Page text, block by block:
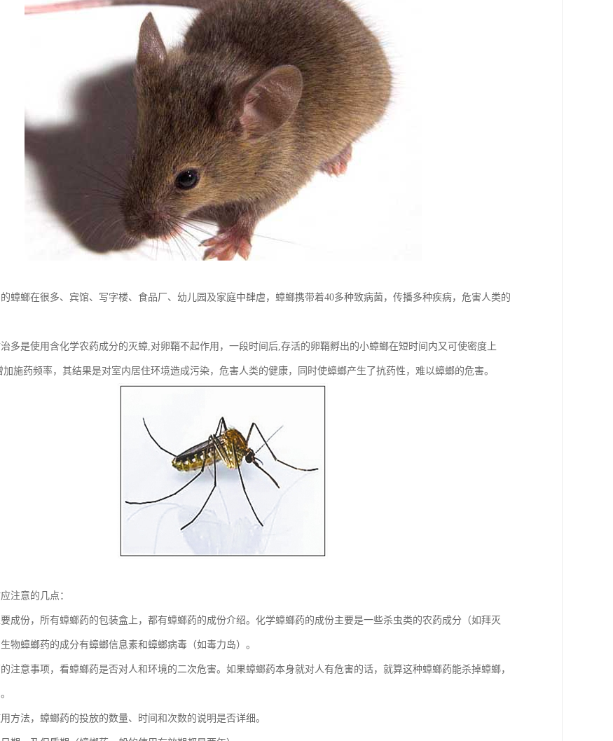
蟑螂在很多、宾馆、写字楼、食品厂、幼儿园及家庭中肆虐，蟑螂携带着40多种致病菌，传播多种疾病，危害人类的
多是使用含化学农药成分的灭蟑,对卵鞘不起作用，一段时间后,存活的卵鞘孵出的小蟑螂在短时间内又可使密度上
施药频率，其结果是对室内居住环境造成污染，危害人类的健康，同时使蟑螂产生了抗药性，难以蟑螂的危害。
注意的几点：
成份，所有蟑螂药的包装盒上，都有蟑螂药的成份介绍。化学蟑螂药的成份主要是一些杀虫类的农药成分（如拜灭
物蟑螂药的成分有蟑螂信息素和蟑螂病毒（如毒力岛）。
注意事项，看蟑螂药是否对人和环境的二次危害。如果蟑螂药本身就对人有危害的话，就算这种蟑螂药能杀掉蟑螂，
方法，蟑螂药的投放的数量、时间和次数的说明是否详细。